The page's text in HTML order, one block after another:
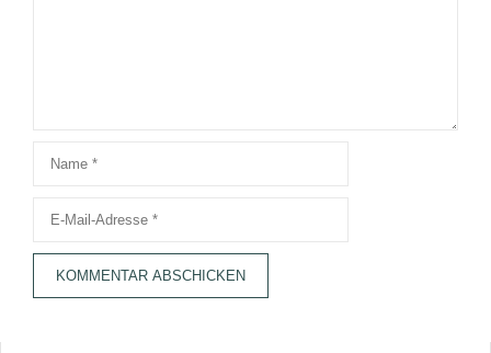
Name
Adresse